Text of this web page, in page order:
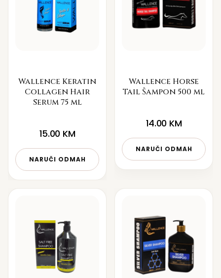
Wallence Keratin
Collagen Hair
Serum 75 ml
15.00 KM
NARUČI ODMAH
Wallence Horse
Tail Šampon 500 ml
14.00 KM
NARUČI ODMAH